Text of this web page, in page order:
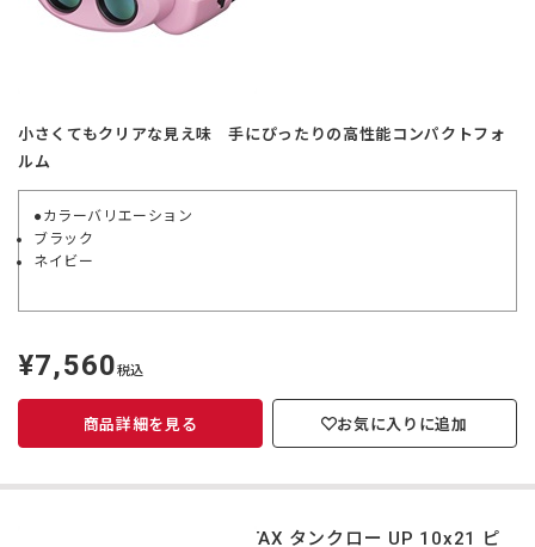
小さくてもクリアな見え味 手にぴったりの高性能コンパクトフォ
ルム
●カラーバリエーション
ブラック
ネイビー
定
価
¥7,560税込
商品詳細を見る お気に入りに追加
PENTAX タンクロー UP 10x21 ピ